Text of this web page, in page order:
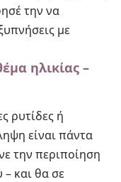
την να
με
ηλικίας –
ρυτίδες ή
είναι πάντα
την περιποίηση
– και θα σε